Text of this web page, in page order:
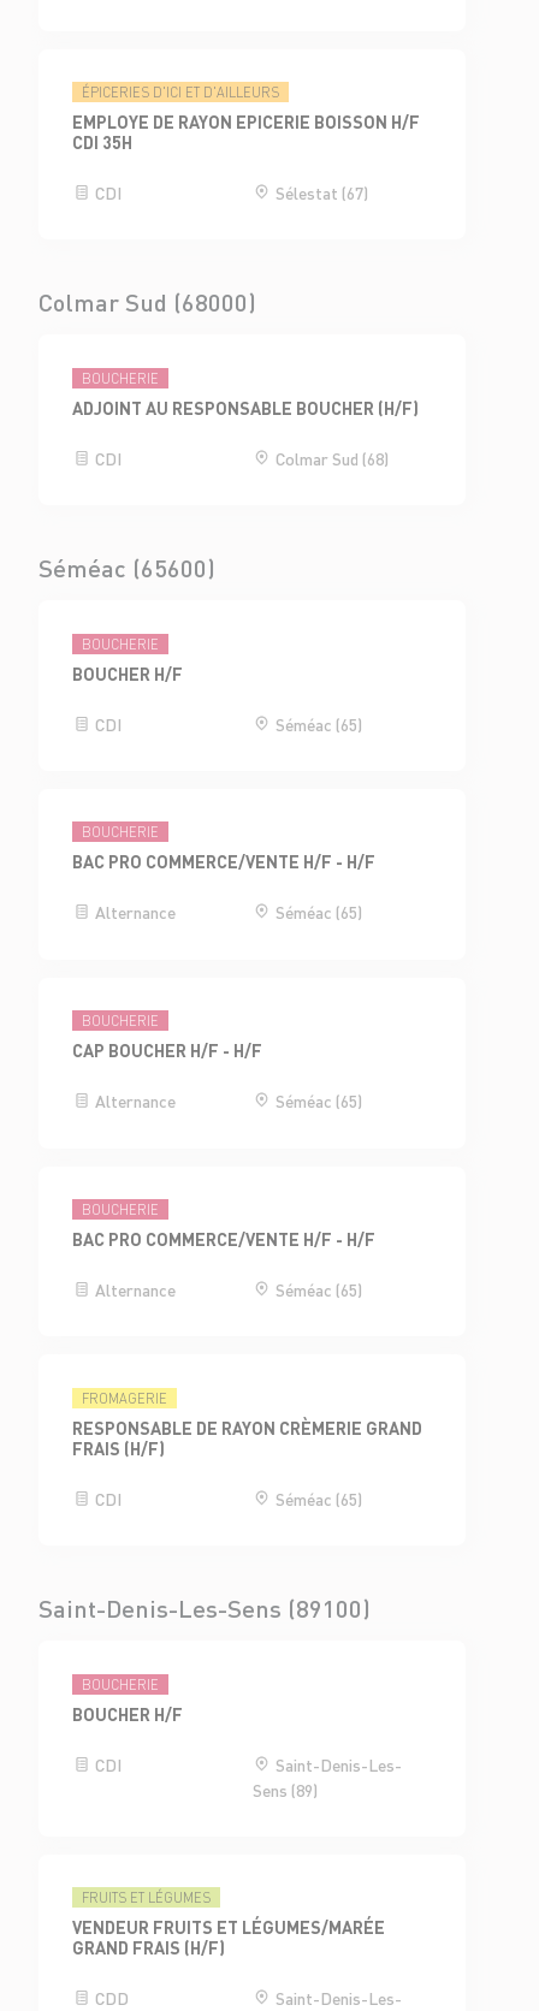
ÉPICERIES D'ICI ET D'AILLEURS
EMPLOYE DE RAYON EPICERIE BOISSON H/F
CDI 35H
CDI Sélestat (67)
Colmar Sud (68000)
BOUCHERIE
ADJOINT AU RESPONSABLE BOUCHER (H/F)
CDI Colmar Sud (68)
Séméac (65600)
BOUCHERIE
BOUCHER H/F
CDI Séméac (65)
BOUCHERIE
BAC PRO COMMERCE/VENTE H/F - H/F
Alternance Séméac (65)
BOUCHERIE
CAP BOUCHER H/F - H/F
Alternance Séméac (65)
BOUCHERIE
BAC PRO COMMERCE/VENTE H/F - H/F
Alternance Séméac (65)
FROMAGERIE
RESPONSABLE DE RAYON CRÈMERIE GRAND
FRAIS (H/F)
CDI Séméac (65)
Saint-Denis-Les-Sens (89100)
BOUCHERIE
BOUCHER H/F
CDI
Saint-Denis-Les-
Sens (89)
FRUITS ET LÉGUMES
VENDEUR FRUITS ET LÉGUMES/MARÉE
GRAND FRAIS (H/F)
CDD Saint-Denis-Les-